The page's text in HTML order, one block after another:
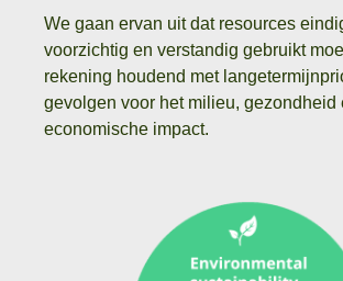
We gaan ervan uit dat resources
voorzichtig en verstandig gebruikt
rekening houdend met
gevolgen voor het milieu, gezondheid
economische impact.